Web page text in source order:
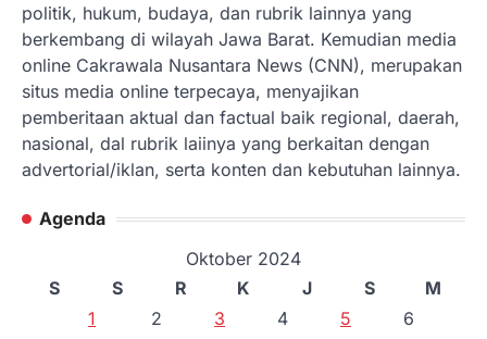
politik, hukum, budaya, dan rubrik lainnya yang
berkembang di wilayah Jawa Barat. Kemudian media
online Cakrawala Nusantara News (CNN), merupakan
situs media online terpecaya, menyajikan
pemberitaan aktual dan factual baik regional, daerah,
nasional, dal rubrik laiinya yang berkaitan dengan
advertorial/iklan, serta konten dan kebutuhan lainnya.
Agenda
Oktober 2024
S
S R K J S
M
1
2 3 4 5
6